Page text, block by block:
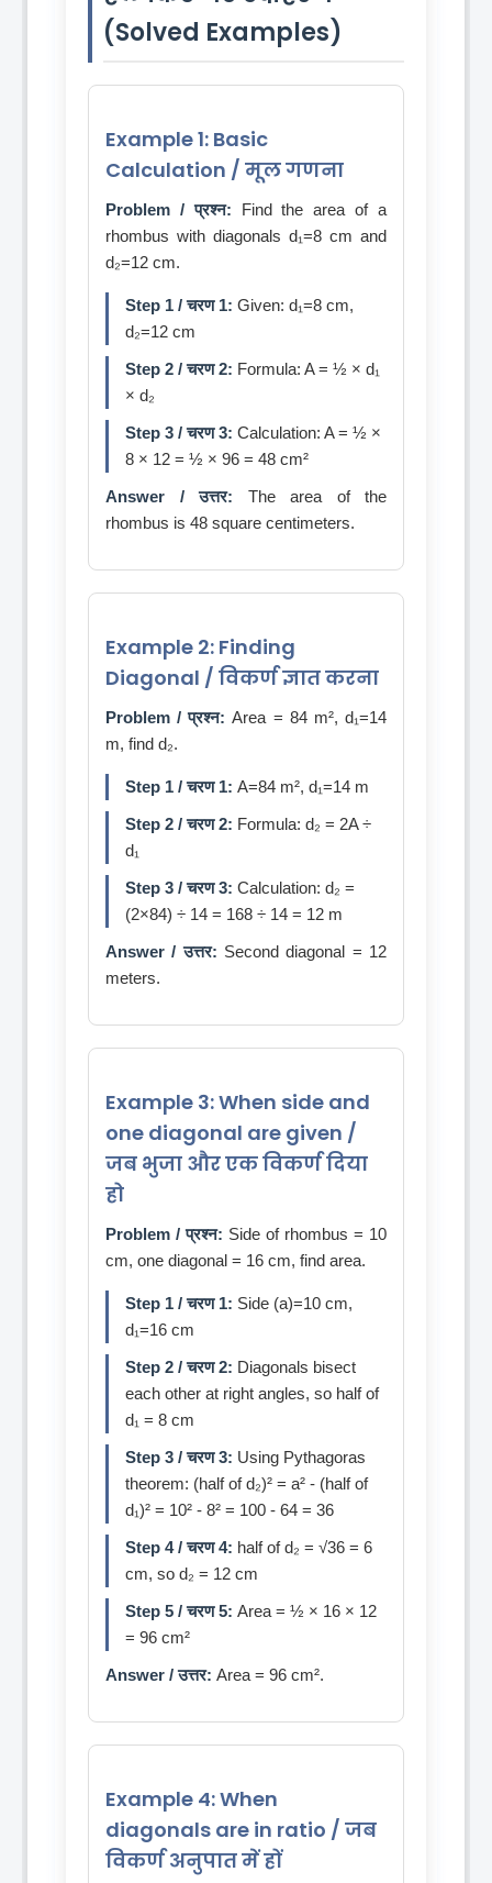
(Solved Examples)
Example 1: Basic
Calculation / मूल गणना
Problem / प्रश्न: Find the area of a
rhombus with diagonals d₁=8 cm and
d₂=12 cm.
Step 1 / चरण 1: Given: d₁=8 cm,
d₂=12 cm
Step 2 / चरण 2: Formula: A = ½ × d₁
× d₂
Step 3 / चरण 3: Calculation: A = ½ ×
8 × 12 = ½ × 96 = 48 cm²
Answer / उत्तर: The area of the
rhombus is 48 square centimeters.
Example 2: Finding
Diagonal / विकर्ण ज्ञात करना
Problem / प्रश्न: Area = 84 m², d₁=14
m, find d₂.
Step 1 / चरण 1: A=84 m², d₁=14 m
Step 2 / चरण 2: Formula: d₂ = 2A ÷
d₁
Step 3 / चरण 3: Calculation: d₂ =
(2×84) ÷ 14 = 168 ÷ 14 = 12 m
Answer / उत्तर: Second diagonal = 12
meters.
Example 3: When side and
one diagonal are given /
जब भुजा और एक विकर्ण दिया
हो
Problem / प्रश्न: Side of rhombus = 10
cm, one diagonal = 16 cm, find area.
Step 1 / चरण 1: Side (a)=10 cm,
d₁=16 cm
Step 2 / चरण 2: Diagonals bisect
each other at right angles, so half of
d₁ = 8 cm
Step 3 / चरण 3: Using Pythagoras
theorem: (half of d₂)² = a² - (half of
d₁)² = 10² - 8² = 100 - 64 = 36
Step 4 / चरण 4: half of d₂ = √36 = 6
cm, so d₂ = 12 cm
Step 5 / चरण 5: Area = ½ × 16 × 12
= 96 cm²
Answer / उत्तर: Area = 96 cm².
Example 4: When
diagonals are in ratio / जब
विकर्ण अनुपात में हों